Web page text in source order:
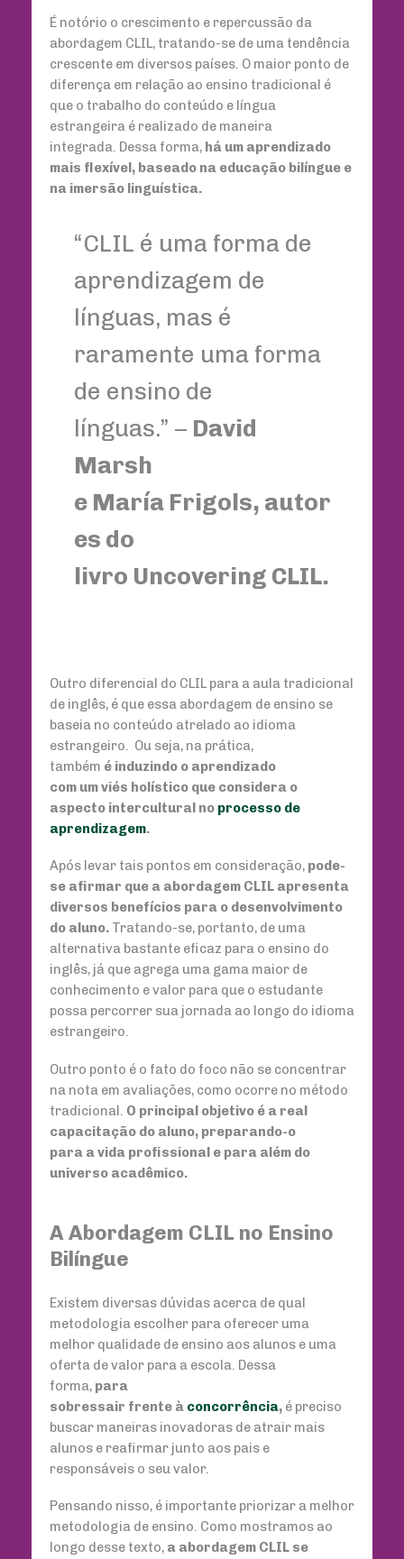
É notório o crescimento e repercussão da
abordagem CLIL, tratando-se de uma tendência
crescente em diversos países. O maior ponto de
diferença em relação ao ensino tradicional é
que o trabalho do conteúdo e língua
estrangeira é realizado de maneira
integrada. Dessa forma, há um aprendizado
mais flexível, baseado na educação bilíngue e
na imersão linguística.
“CLIL é uma forma de
aprendizagem de
línguas, mas é
raramente uma forma
de ensino de
línguas.” – David
Marsh
e María Frigols, autor
es do
livro Uncovering CLIL.
Outro diferencial do CLIL para a aula tradicional
de inglês, é que essa abordagem de ensino se
baseia no conteúdo atrelado ao idioma
estrangeiro. Ou seja, na prática,
também é induzindo o aprendizado
com um viés holístico que considera o
aspecto intercultural no processo de
aprendizagem.
Após levar tais pontos em consideração, pode-
se afirmar que a abordagem CLIL apresenta
diversos benefícios para o desenvolvimento
do aluno. Tratando-se, portanto, de uma
alternativa bastante eficaz para o ensino do
inglês, já que agrega uma gama maior de
conhecimento e valor para que o estudante
possa percorrer sua jornada ao longo do idioma
estrangeiro.
Outro ponto é o fato do foco não se concentrar
na nota em avaliações, como ocorre no método
tradicional. O principal objetivo é a real
capacitação do aluno, preparando-o
para a vida profissional e para além do
universo acadêmico.
A Abordagem CLIL no Ensino
Bilíngue
Existem diversas dúvidas acerca de qual
metodologia escolher para oferecer uma
melhor qualidade de ensino aos alunos e uma
oferta de valor para a escola. Dessa
forma, para
sobressair frente à concorrência, é preciso
buscar maneiras inovadoras de atrair mais
alunos e reafirmar junto aos pais e
responsáveis o seu valor.
Pensando nisso, é importante priorizar a melhor
metodologia de ensino. Como mostramos ao
longo desse texto, a abordagem CLIL se